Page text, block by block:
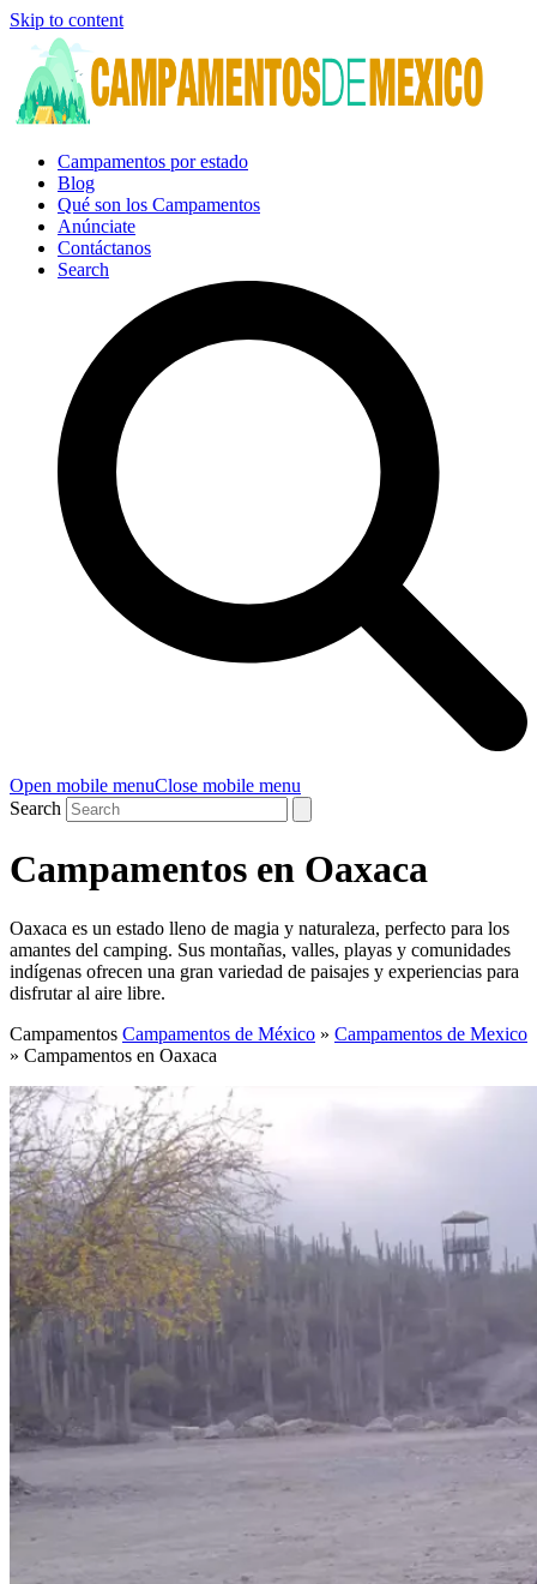
Skip to content
Campamentos por estado
Blog
Qué son los Campamentos
Anúnciate
Contáctanos
Search
Open mobile menuClose mobile menu
Search
Campamentos en Oaxaca
Oaxaca es un estado lleno de magia y naturaleza, perfecto para los
amantes del camping. Sus montañas, valles, playas y comunidades
indígenas ofrecen una gran variedad de paisajes y experiencias para
disfrutar al aire libre.
Campamentos Campamentos de México » Campamentos de Mexico
» Campamentos en Oaxaca